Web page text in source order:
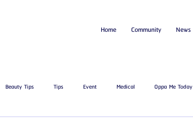
Home Community News
Beauty Tips Tips Event Medical Oppa Me Today